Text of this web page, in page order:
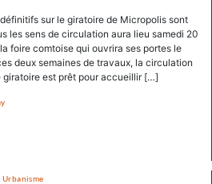
Hollande
se
ressource
à
sur le giratoire de Micropolis sont
les sens de circulation aura lieu samedi 20
foire comtoise qui ouvrira ses portes le
deux semaines de travaux, la circulation
est prêt pour accueillir […]
Urbanisme